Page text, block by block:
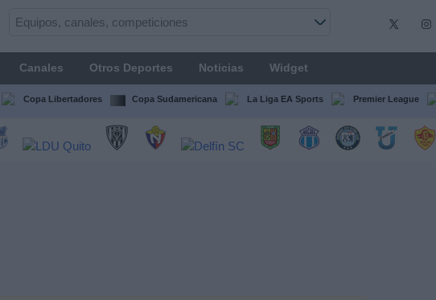
Canales Otros Deportes Noticias Widget
Copa Libertadores Copa Sudamericana La Liga EA Sports Premier League